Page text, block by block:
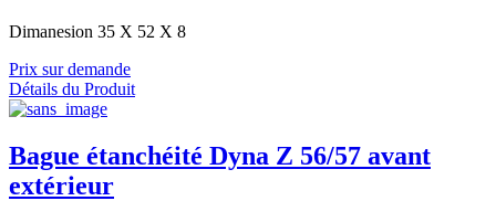
Dimanesion 35 X 52 X 8
Prix sur demande
Détails du Produit
Bague étanchéité Dyna Z 56/57 avant
extérieur